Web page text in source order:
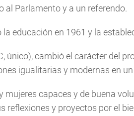
al Parlamento y a un referendo.
educación en 1961 y la
único), cambió el carácter del
igualitarias y modernas en
mujeres capaces y de buena
reflexiones y proyectos por el